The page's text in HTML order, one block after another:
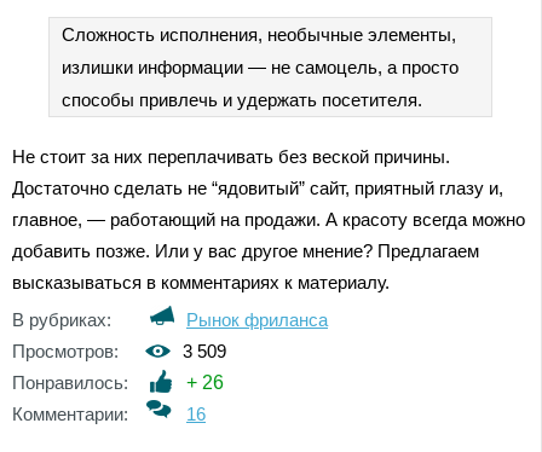
Сложность исполнения, необычные элементы,
излишки информации — не самоцель, а просто
способы привлечь и удержать посетителя.
Не стоит за них переплачивать без веской причины.
Достаточно сделать не “ядовитый” сайт, приятный глазу и,
главное, — работающий на продажи. А красоту всегда можно
добавить позже. Или у вас другое мнение? Предлагаем
высказываться в комментариях к материалу.
В рубриках:
Рынок фриланса
Просмотров:
3 509
Понравилось:
+ 26
Комментарии:
16